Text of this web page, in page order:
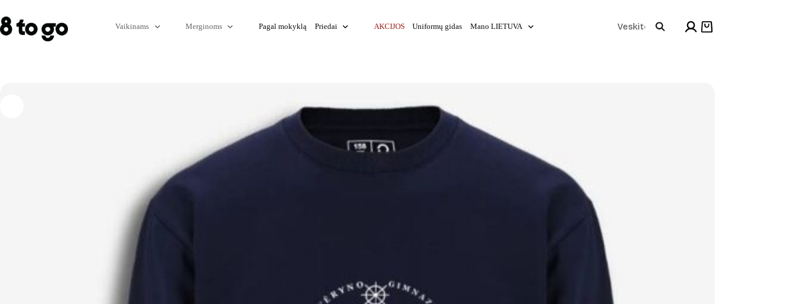
Vaikinams Merginoms Pagal mokyklą Priedai AKCIJOS Uniformų gidas Mano LIETUVA